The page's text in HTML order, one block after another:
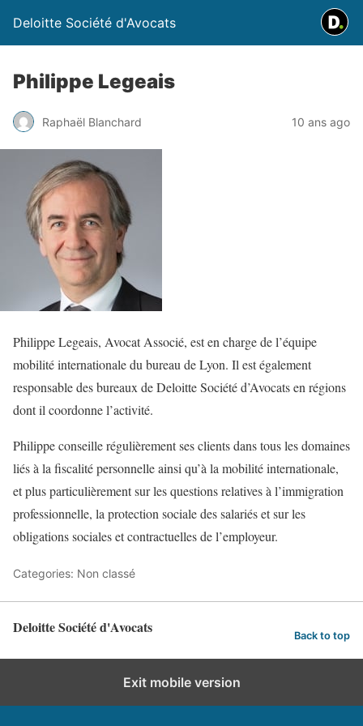
Deloitte Société d'Avocats
Philippe Legeais
Raphaël Blanchard 10 ans ago
Philippe Legeais, Avocat Associé, est en charge de l’équipe
mobilité internationale du bureau de Lyon. Il est également
responsable des bureaux de Deloitte Société d’Avocats en régions
dont il coordonne l’activité.
Philippe conseille régulièrement ses clients dans tous les domaines
liés à la fiscalité personnelle ainsi qu’à la mobilité internationale,
et plus particulièrement sur les questions relatives à l’immigration
professionnelle, la protection sociale des salariés et sur les
obligations sociales et contractuelles de l’employeur.
Categories: Non classé
Deloitte Société d'Avocats Back to top
Exit mobile version